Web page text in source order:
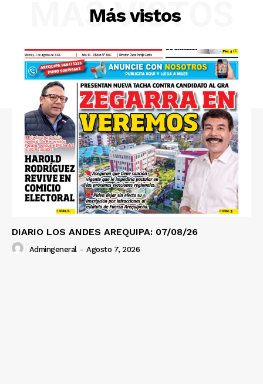
SUSCRIBETE
Diario los Andes
Nosotros
Contacto
Prensa
Más vistos
MÁS VISTOS
DIARIO LOS ANDES AREQUIPA: 07/08/26
Admingeneral - Agosto 7, 2026